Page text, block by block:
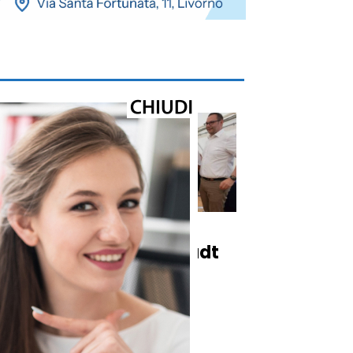
Carrara e Ingolstadt
rinnovano il
gemellaggio di 64
anni alla Carrara
Weinfest